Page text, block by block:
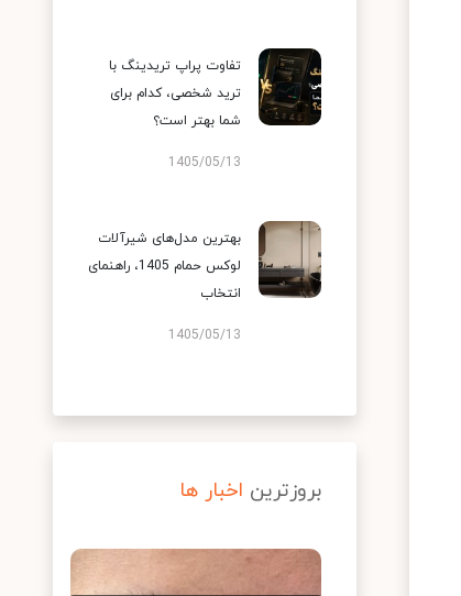
تفاوت پراپ تریدینگ با
ترید شخصی، کدام برای
شما بهتر است؟
1405/05/13
بهترین مدل‌های شیرآلات
لوکس حمام 1405، راهنمای
انتخاب
1405/05/13
بروزترین اخبار ها